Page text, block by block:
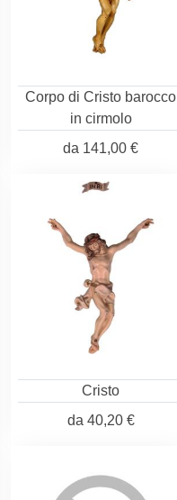
Corpo di Cristo barocco
in cirmolo
da 141,00 €
Cristo
da 40,20 €